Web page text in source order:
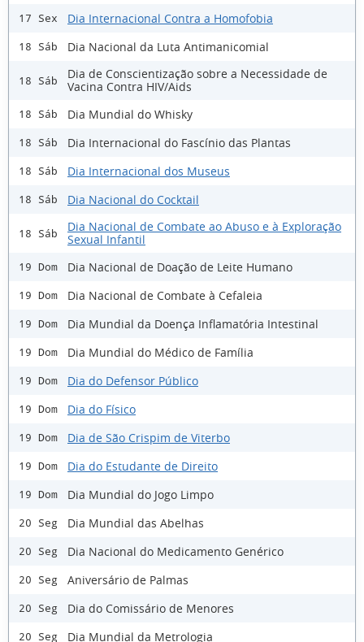
17 Sex Dia Internacional Contra a Homofobia
18 Sáb Dia Nacional da Luta Antimanicomial
18 Sáb
Dia de Conscientização sobre a Necessidade de
Vacina Contra HIV/Aids
18 Sáb Dia Mundial do Whisky
18 Sáb Dia Internacional do Fascínio das Plantas
18 Sáb Dia Internacional dos Museus
18 Sáb Dia Nacional do Cocktail
18 Sáb
Dia Nacional de Combate ao Abuso e à Exploração
Sexual Infantil
19 Dom Dia Nacional de Doação de Leite Humano
19 Dom Dia Nacional de Combate à Cefaleia
19 Dom Dia Mundial da Doença Inflamatória Intestinal
19 Dom Dia Mundial do Médico de Família
19 Dom Dia do Defensor Público
19 Dom Dia do Físico
19 Dom Dia de São Crispim de Viterbo
19 Dom Dia do Estudante de Direito
19 Dom Dia Mundial do Jogo Limpo
20 Seg Dia Mundial das Abelhas
20 Seg Dia Nacional do Medicamento Genérico
20 Seg Aniversário de Palmas
20 Seg Dia do Comissário de Menores
20 Seg Dia Mundial da Metrologia